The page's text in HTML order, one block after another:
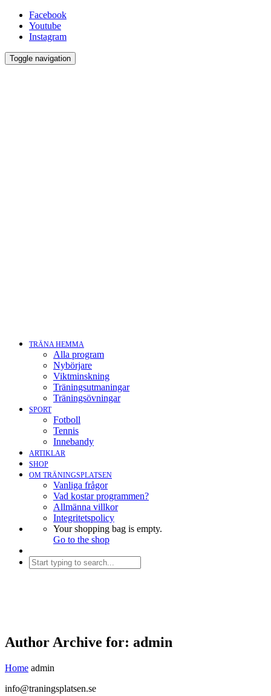
Facebook
Youtube
Instagram
Toggle navigation
TRÄNA HEMMA
Alla program
Nybörjare
Viktminskning
Träningsutmaningar
Träningsövningar
SPORT
Fotboll
Tennis
Innebandy
ARTIKLAR
SHOP
OM TRÄNINGSPLATSEN
Vanliga frågor
Vad kostar programmen?
Allmänna villkor
Integritetspolicy
Your shopping bag is empty.
Go to the shop
Author Archive for: admin
Home admin
info@traningsplatsen.se